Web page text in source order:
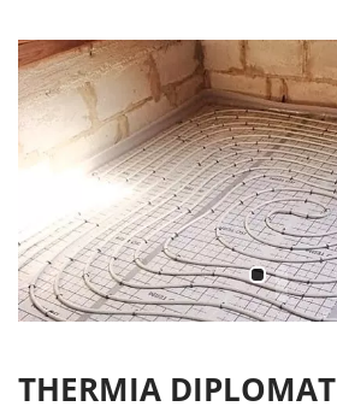
THERMIA DIPLOMAT